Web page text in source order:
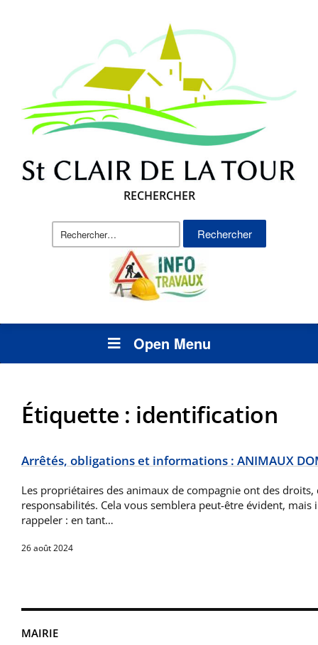
RECHERCHER
Rechercher :
Open Menu
MAIRIE
Étiquette : identification
Arrêtés, obligations et informations : ANIMAUX
Les propriétaires des animaux de compagnie ont des droits,
responsabilités. Cela vous semblera peut-être évident, mais
rappeler : en tant…
26 août 2024